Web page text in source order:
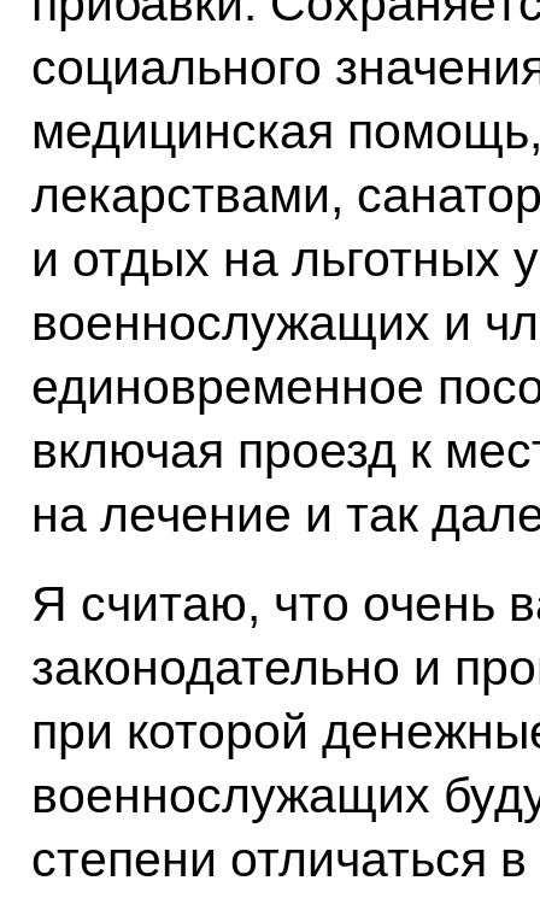
социального
медицинская
лекарствами,
и отдых на льготных
военнослужащих и
единовременное
включая проезд к
на лечение и так
Я считаю, что очень
законодательно и
при которой
военнослужащих
степени отличаться